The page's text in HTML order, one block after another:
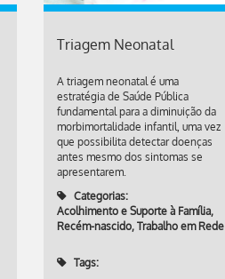
Triagem Neonatal
A triagem neonatal é uma
estratégia de Saúde Pública
fundamental para a diminuição da
morbimortalidade infantil, uma vez
que possibilita detectar doenças
antes mesmo dos sintomas se
apresentarem.
Categorias:
Acolhimento e Suporte à Família,
Recém-nascido, Trabalho em Rede
Tags: